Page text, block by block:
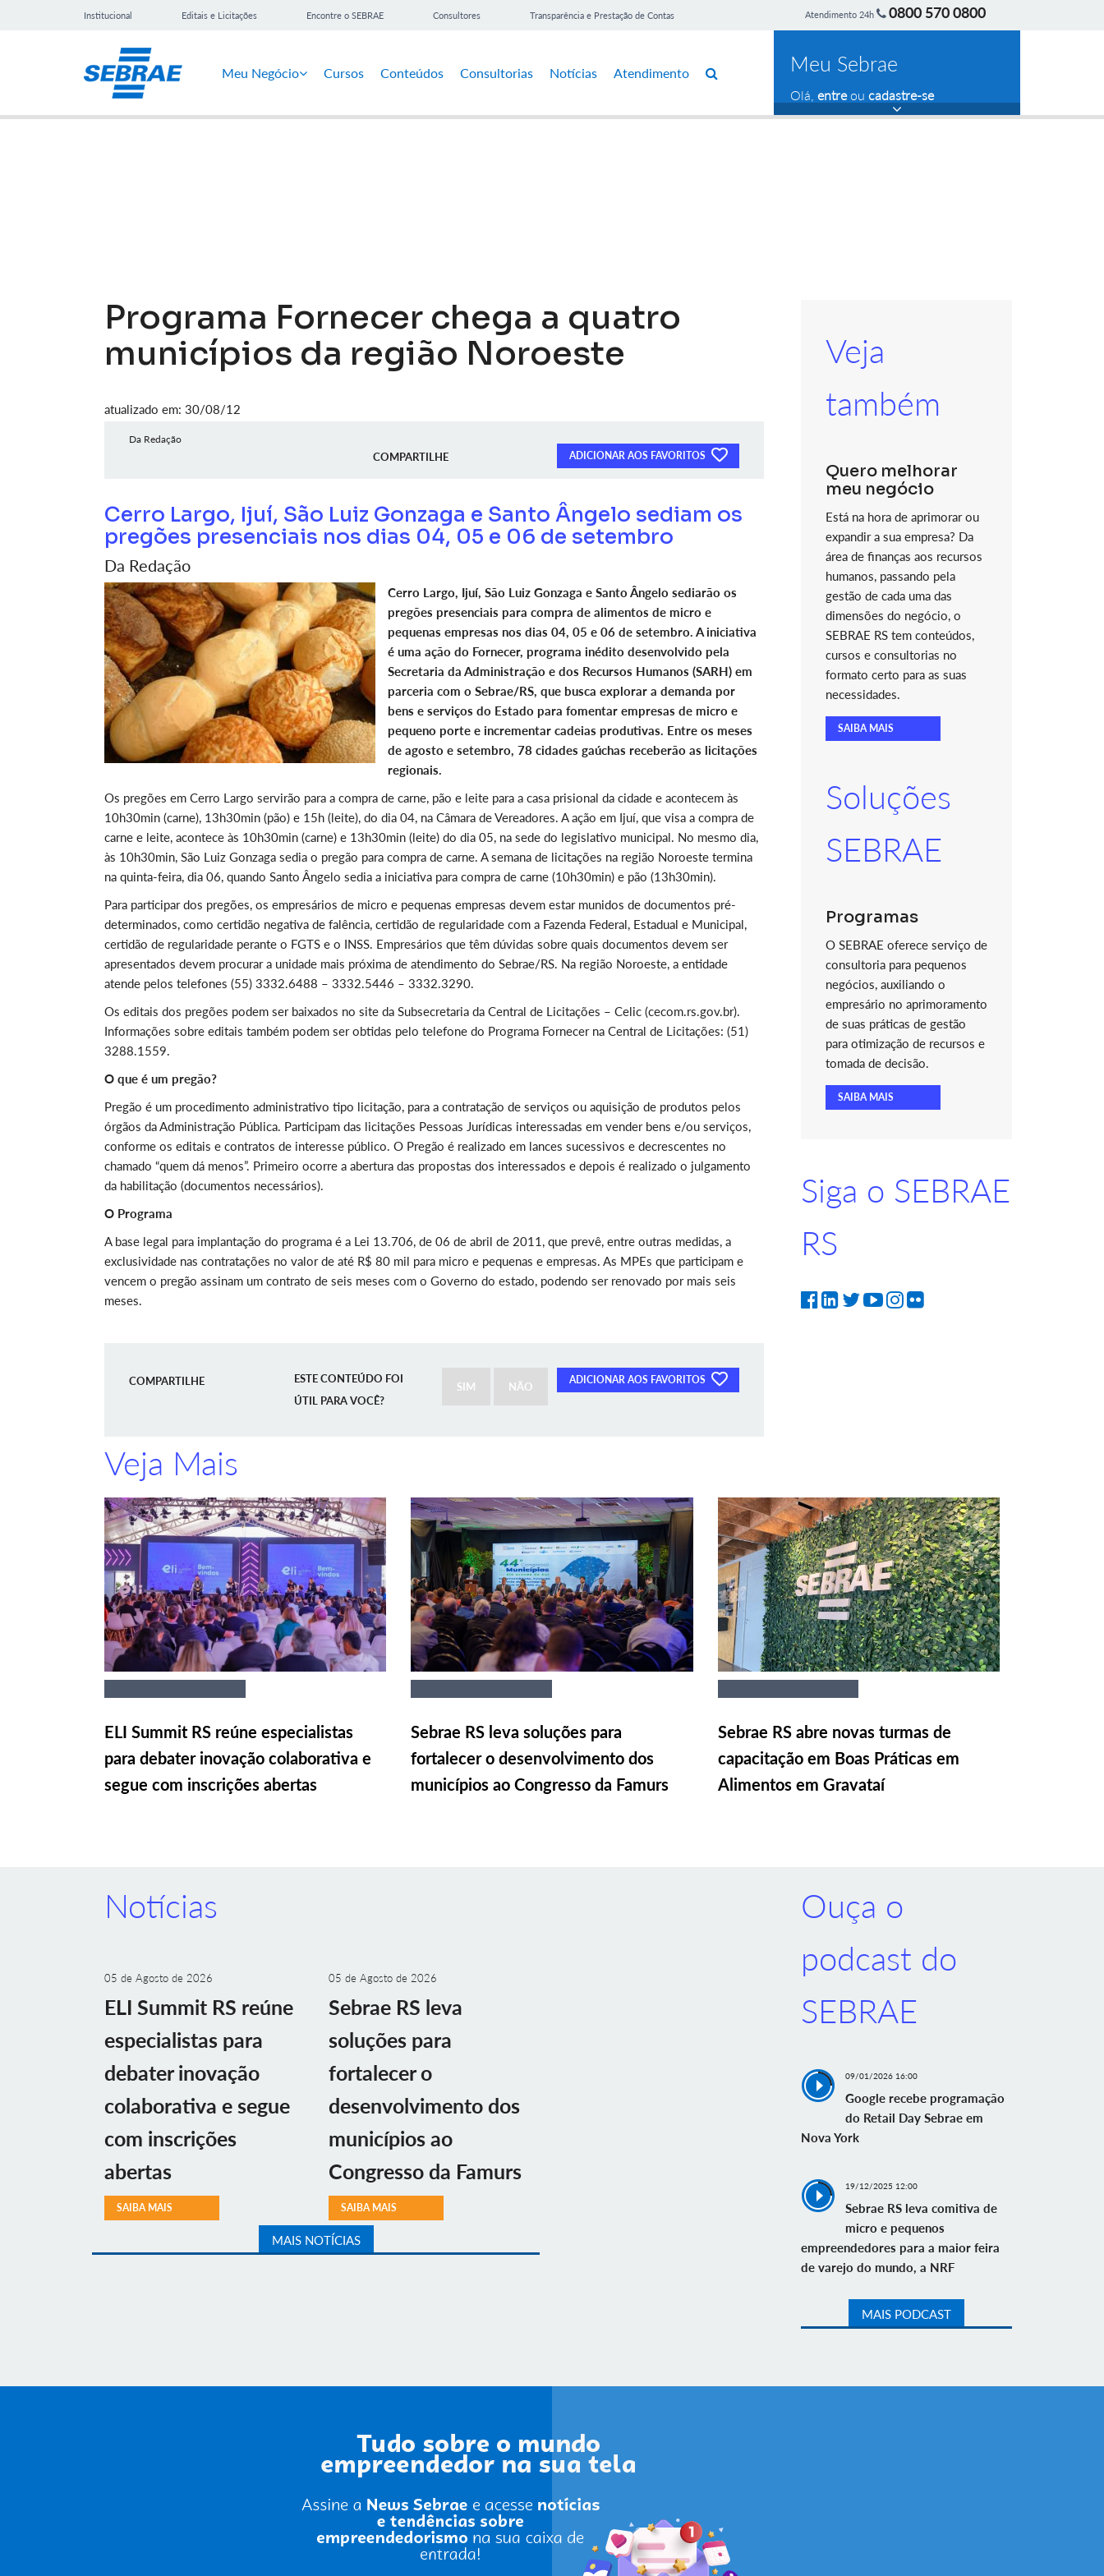
Institucional Editais e Licitações Encontre o SEBRAE Consultores Transparência e Prestação de Contas Atendimento 24h 0800 570 0800
Meu Negócio Cursos Conteúdos Consultorias Notícias Atendimento Meu Sebrae
Olá, entreou cadastre-se
Programa Fornecer chega a quatro
municípios da região Noroeste
atualizado em: 30/08/12
Da Redação
COMPARTILHE ADICIONAR AOS FAVORITOS
Cerro Largo, Ijuí, São Luiz Gonzaga e Santo Ângelo sediam os
pregões presenciais nos dias 04, 05 e 06 de setembro
Da Redação
Cerro Largo, Ijuí, São Luiz Gonzaga e Santo Ângelo sediarão os
pregões presenciais para compra de alimentos de micro e
pequenas empresas nos dias 04, 05 e 06 de setembro. A iniciativa
é uma ação do Fornecer, programa inédito desenvolvido pela
Secretaria da Administração e dos Recursos Humanos (SARH) em
parceria com o Sebrae/RS, que busca explorar a demanda por
bens e serviços do Estado para fomentar empresas de micro e
pequeno porte e incrementar cadeias produtivas. Entre os meses
de agosto e setembro, 78 cidades gaúchas receberão as licitações
regionais.
Os pregões em Cerro Largo servirão para a compra de carne, pão e leite para a casa prisional da cidade e acontecem às
10h30min (carne), 13h30min (pão) e 15h (leite), do dia 04, na Câmara de Vereadores. A ação em Ijuí, que visa a compra de
carne e leite, acontece às 10h30min (carne) e 13h30min (leite) do dia 05, na sede do legislativo municipal. No mesmo dia,
às 10h30min, São Luiz Gonzaga sedia o pregão para compra de carne. A semana de licitações na região Noroeste termina
na quinta-feira, dia 06, quando Santo Ângelo sedia a iniciativa para compra de carne (10h30min) e pão (13h30min).
Para participar dos pregões, os empresários de micro e pequenas empresas devem estar munidos de documentos pré-
determinados, como certidão negativa de falência, certidão de regularidade com a Fazenda Federal, Estadual e Municipal,
certidão de regularidade perante o FGTS e o INSS. Empresários que têm dúvidas sobre quais documentos devem ser
apresentados devem procurar a unidade mais próxima de atendimento do Sebrae/RS. Na região Noroeste, a entidade
atende pelos telefones (55) 3332.6488 – 3332.5446 – 3332.3290.
Os editais dos pregões podem ser baixados no site da Subsecretaria da Central de Licitações – Celic (cecom.rs.gov.br).
Informações sobre editais também podem ser obtidas pelo telefone do Programa Fornecer na Central de Licitações: (51)
3288.1559.
O que é um pregão?
Pregão é um procedimento administrativo tipo licitação, para a contratação de serviços ou aquisição de produtos pelos
órgãos da Administração Pública. Participam das licitações Pessoas Jurídicas interessadas em vender bens e/ou serviços,
conforme os editais e contratos de interesse público. O Pregão é realizado em lances sucessivos e decrescentes no
chamado “quem dá menos”. Primeiro ocorre a abertura das propostas dos interessados e depois é realizado o julgamento
da habilitação (documentos necessários).
O Programa
A base legal para implantação do programa é a Lei 13.706, de 06 de abril de 2011, que prevê, entre outras medidas, a
exclusividade nas contratações no valor de até R$ 80 mil para micro e pequenas e empresas. As MPEs que participam e
vencem o pregão assinam um contrato de seis meses com o Governo do estado, podendo ser renovado por mais seis
meses.
COMPARTILHE ADICIONAR AOS FAVORITOS
ESTE CONTEÚDO FOI
ÚTIL PARA VOCÊ?
SIM NÃO
Veja
também
Quero melhorar
meu negócio
Está na hora de aprimorar ou
expandir a sua empresa? Da
área de finanças aos recursos
humanos, passando pela
gestão de cada uma das
dimensões do negócio, o
SEBRAE RS tem conteúdos,
cursos e consultorias no
formato certo para as suas
necessidades.
SAIBA MAIS
Soluções
SEBRAE
Programas
O SEBRAE oferece serviço de
consultoria para pequenos
negócios, auxiliando o
empresário no aprimoramento
de suas práticas de gestão
para otimização de recursos e
tomada de decisão.
SAIBA MAIS
Siga o SEBRAE
RS
Veja Mais
ELI Summit RS reúne especialistas
para debater inovação colaborativa e
segue com inscrições abertas
Sebrae RS leva soluções para
fortalecer o desenvolvimento dos
municípios ao Congresso da Famurs
Sebrae RS abre novas turmas de
capacitação em Boas Práticas em
Alimentos em Gravataí
Notícias
05 de Agosto de 2026
ELI Summit RS reúne
especialistas para
debater inovação
colaborativa e segue
com inscrições
abertas
SAIBA MAIS
05 de Agosto de 2026
Sebrae RS leva
soluções para
fortalecer o
desenvolvimento dos
municípios ao
Congresso da Famurs
SAIBA MAIS
MAIS NOTÍCIAS
Ouça o
podcast do
SEBRAE
09/01/2026 16:00
Google recebe programação
do Retail Day Sebrae em
Nova York
19/12/2025 12:00
Sebrae RS leva comitiva de
micro e pequenos
empreendedores para a maior feira
de varejo do mundo, a NRF
MAIS PODCAST